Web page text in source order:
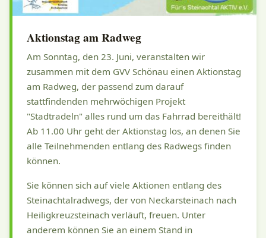
Aktionstag am Radweg
Am Sonntag, den 23. Juni, veranstalten wir
zusammen mit dem GVV Schönau einen Aktionstag
am Radweg, der passend zum darauf
stattfindenden mehrwöchigen Projekt
"Stadtradeln" alles rund um das Fahrrad bereithält!
Ab 11.00 Uhr geht der Aktionstag los, an denen Sie
alle Teilnehmenden entlang des Radwegs finden
können.
Sie können sich auf viele Aktionen entlang des
Steinachtalradwegs, der von Neckarsteinach nach
Heiligkreuzsteinach verläuft, freuen. Unter
anderem können Sie an einem Stand in